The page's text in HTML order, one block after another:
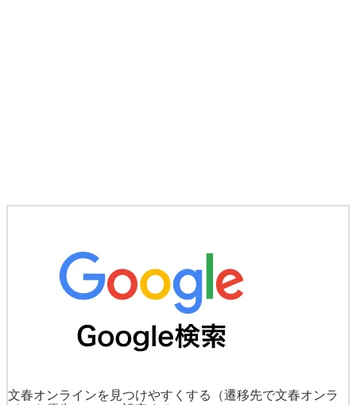
文春オンラインを見つけやすくする
（遷移先で文春オンラ